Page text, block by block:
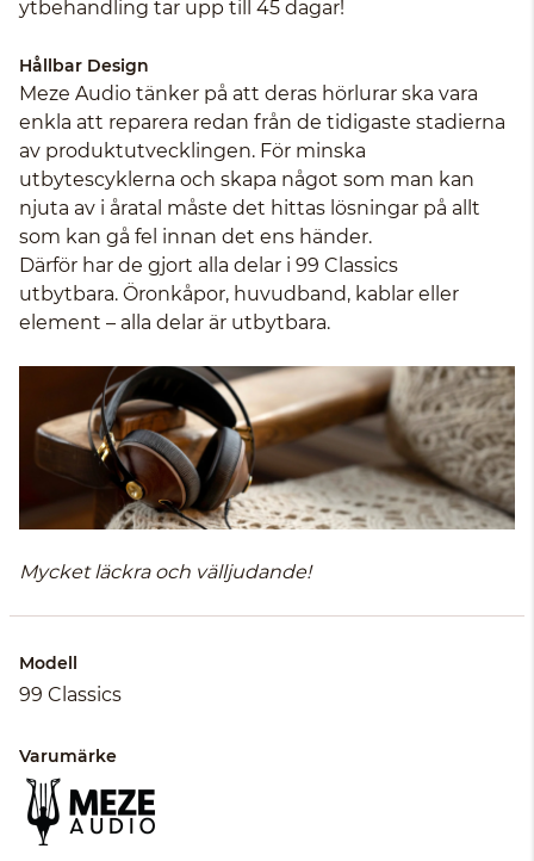
ytbehandling tar upp till 45 dagar!
Hållbar Design
Meze Audio tänker på att deras hörlurar ska vara
enkla att reparera redan från de tidigaste stadierna
av produktutvecklingen. För minska
utbytescyklerna och skapa något som man kan
njuta av i åratal måste det hittas lösningar på allt
som kan gå fel innan det ens händer.
Därför har de gjort alla delar i 99 Classics
utbytbara. Öronkåpor, huvudband, kablar eller
element – ​​alla delar är utbytbara.
Mycket läckra och välljudande!
Modell
99 Classics
Varumärke